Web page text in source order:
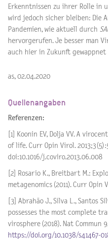
Erkenntnissen zu ihrer Rolle in
wird jedoch sicher bleiben: Die
Pandemien, wie aktuell durch
hervorgerufen. Je besser man
auch hier in Zukunft gewappnet
as, 02.04.2020
Quellenangaben
Referenzen:
[1] Koonin EV, Dolja VV. A
of life. Curr Opin Virol.
doi:10.1016/j.coviro.2013.06.008
[2] Rosario K., Breitbart M.:
metagenomics (2011). Curr Opin
[3] Abrahão J., Silva L., Santos
possesses the most complete
virosphere (2018). Nat Commun
https://doi.org/10.1038/s41467-